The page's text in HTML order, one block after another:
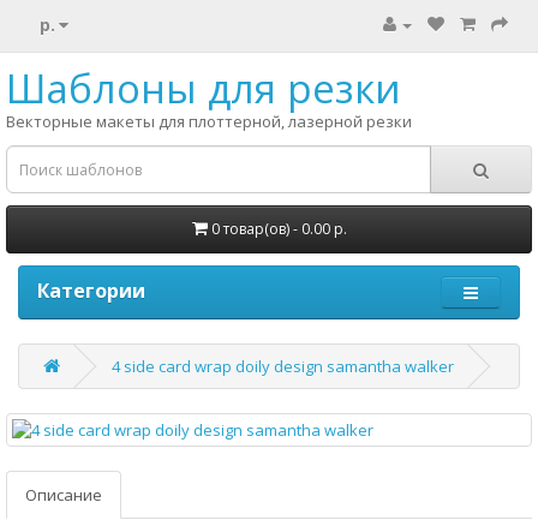
р.
Шаблоны для резки
Векторные макеты для плоттерной, лазерной резки
0 товар(ов) - 0.00 р.
Категории
4 side card wrap doily design samantha walker
Описание